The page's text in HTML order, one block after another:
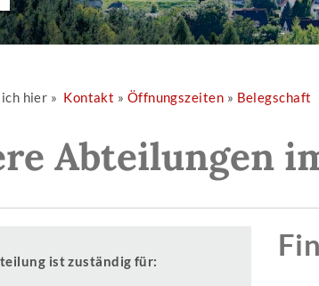
hier » Kontakt » Öffnungszeiten » Belegschaft
Abteilungen
ist zuständig für: